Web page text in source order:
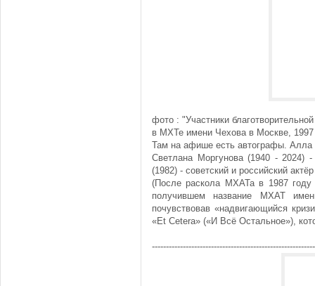
фото : "Участники
в МХТе имени Чехова в Москве,
Там на афише есть автографы. Алла
Светлана Моргунова (1940 - 2024)
(1982) - советский и российский
(После раскола МХАТа в 1987
получившем название МХАТ
почувствовав «надвигающийся
«Et Cetera» («И Всё Остальное»),